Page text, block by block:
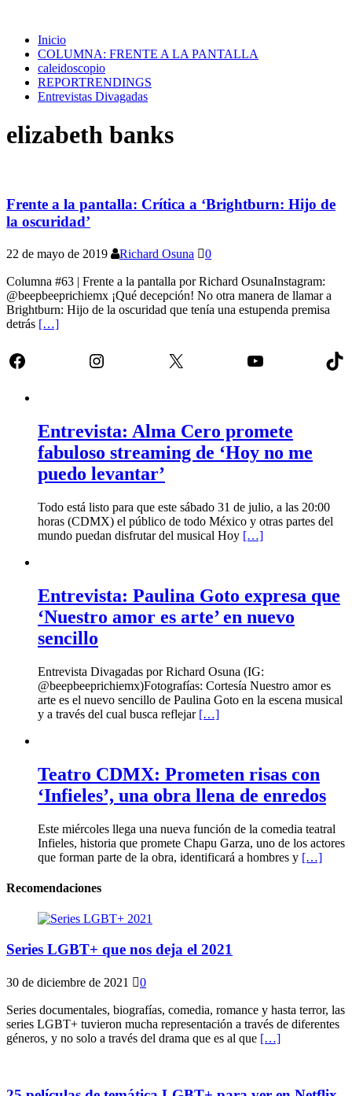
Inicio
COLUMNA: FRENTE A LA PANTALLA
caleidoscopio
REPORTRENDINGS
Entrevistas Divagadas
elizabeth banks
Frente a la pantalla: Crítica a ‘Brightburn: Hijo de
la oscuridad’
22 de mayo de 2019 Richard Osuna 0
Columna #63 | Frente a la pantalla por Richard OsunaInstagram:
@beepbeeprichiemx ¡Qué decepción! No otra manera de llamar a
Brightburn: Hijo de la oscuridad que tenía una estupenda premisa
detrás […]
Facebook Instagram X YouTube
Entrevista: Alma Cero promete
fabuloso streaming de ‘Hoy no me
puedo levantar’
Todo está listo para que este sábado 31 de julio, a las 20:00
horas (CDMX) el público de todo México y otras partes del
mundo puedan disfrutar del musical Hoy […]
Entrevista: Paulina Goto expresa que
‘Nuestro amor es arte’ en nuevo
sencillo
Entrevista Divagadas por Richard Osuna (IG:
@beepbeeprichiemx)Fotografías: Cortesía Nuestro amor es
arte es el nuevo sencillo de Paulina Goto en la escena musical
y a través del cual busca reflejar […]
Teatro CDMX: Prometen risas con
‘Infieles’, una obra llena de enredos
Este miércoles llega una nueva función de la comedia teatral
Infieles, historia que promete Chapu Garza, uno de los actores
que forman parte de la obra, identificará a hombres y […]
Recomendaciones
Series LGBT+ que nos deja el 2021
30 de diciembre de 2021 0
Series documentales, biografías, comedia, romance y hasta terror, las
series LGBT+ tuvieron mucha representación a través de diferentes
géneros, y no solo a través del drama que es al que […]